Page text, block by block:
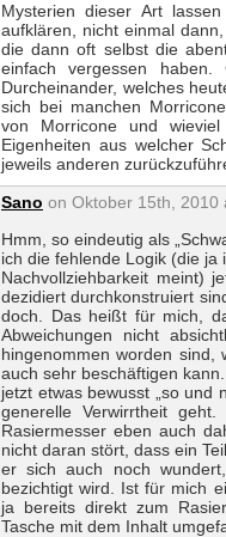
Mysterien dieser Art
aufklären, nicht einmal
die dann oft selbst die
einfach vergessen
Durcheinander, welches
sich bei manchen
von Morricone und
Eigenheiten aus welcher
jeweils anderen
Sano on Oktober 15th, 2010
Hmm, so eindeutig als
ich die fehlende Logik (die
Nachvollziehbarkeit meint)
dezidiert durchkonstruiert
doch. Das heißt für mich,
Abweichungen nicht
hingenommen worden sind,
auch sehr beschäftigen
jetzt etwas bewusst „so und
generelle Verwirrtheit
Rasiermesser eben auch
nicht daran stört, dass ein
er sich auch noch
bezichtigt wird. Ist für mich
ja bereits direkt zum
Tasche mit dem Inhalt